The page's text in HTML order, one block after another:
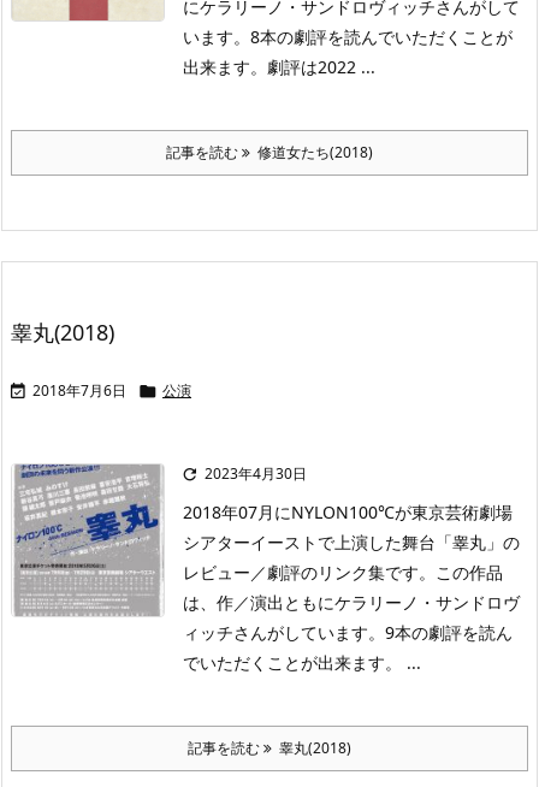
にケラリーノ・サンドロヴィッチさんがして
います。8本の劇評を読んでいただくことが
出来ます。劇評は2022 ...
記事を読む 修道女たち(2018)
睾丸(2018)
 2018年7月6日  公演
 2023年4月30日
2018年07月にNYLON100℃が東京芸術劇場
シアターイーストで上演した舞台「睾丸」の
レビュー／劇評のリンク集です。この作品
は、作／演出ともにケラリーノ・サンドロヴ
ィッチさんがしています。9本の劇評を読ん
でいただくことが出来ます。 ...
記事を読む 睾丸(2018)